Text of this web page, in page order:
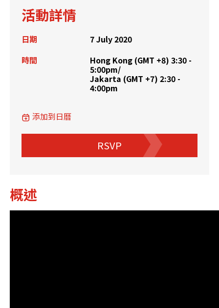
活動詳情
日期
7 July 2020
時間
Hong Kong (GMT +8) 3:30 -
5:00pm/
Jakarta (GMT +7) 2:30 -
4:00pm
添加到日曆
RSVP
概述